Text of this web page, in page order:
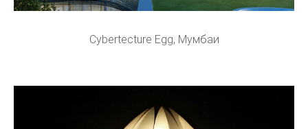
Cybertecture Egg, Мумбаи